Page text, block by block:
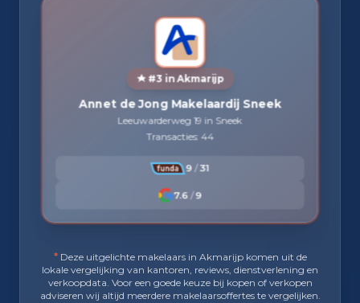
#3 in Akmarijp
Annet de Jong Makelaardij Sneek
Leeuwarderweg 19 in Sneek
Transacties: 44
9 / 31
7.6 /9
*Deze uitgelichte makelaars in Akmarijp komen uit de
lokale vergelijking van kantoren, reviews, dienstverlening en
verkoopdata. Voor een goede keuze bij kopen of verkopen
adviseren wij altijd meerdere makelaarsoffertes te vergelijken.